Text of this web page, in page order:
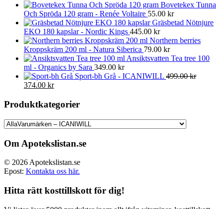
Bovetekex Tunna
Och Spröda 120 gram - Renée Voltaire 55.00 kr
Gräsbetad Nötnjure
EKO 180 kapslar - Nordic Kings 445.00 kr
Northern berries
Kroppskräm 200 ml - Natura Siberica 79.00 kr
Ansiktsvatten Tea tree 100
ml - Organics by Sara 349.00 kr
Sport-bh Grå - ICANIWILL 499.00kr
Det
priset
499.00 kr.
374.00 krDet
priset
är:
374.00 kr.
Produktkategorier
Om Apotekslistan.se
© 2026 Apotekslistan.se
Epost: Kontakta oss här.
Hitta rätt kosttillskott för dig!